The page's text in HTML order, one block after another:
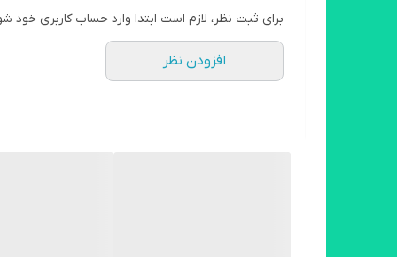
برای ثبت نظر، لازم است ابتدا وارد حساب کاربری خود
افزودن نظر